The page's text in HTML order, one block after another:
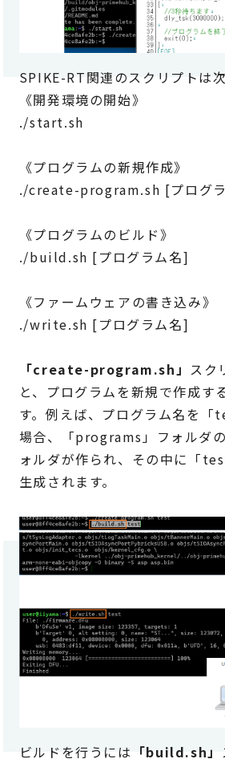
SPIKE-RT関連のスクリプトは次
《開発環境の開始》
./start.sh
《プログラムの新規作成》
./create-program.sh [プログ
《プログラムのビルド》
./build.sh [プログラム名]
《ファームウェアの書き込み》
./write.sh [プログラム名]
「create-program.sh」 スク
と、プログラムを新規で作成す
す。例えば、プログラム名を「
場合、「programs」フォルダ
ォルダが作られ、その中に「
生成されます。
ビルドを行うには 「build.sh」